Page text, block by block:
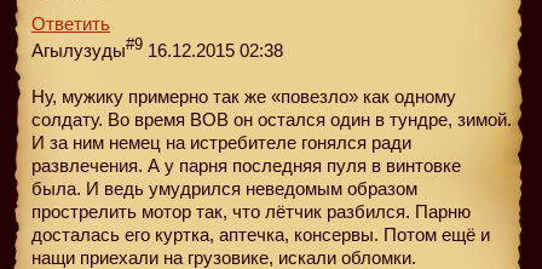
Ответить
Агылузуды#9 16.12.2015 02:38
Ну, мужику примерно так же «повезло» как одному
солдату. Во время ВОВ он остался один в тундре, зимой.
И за ним немец на истребителе гонялся ради
развлечения. А у парня последняя пуля в винтовке
была. И ведь умудрился неведомым образом
прострелить мотор так, что лётчик разбился. Парню
досталась его куртка, аптечка, консервы. Потом ещё и
нащи приехали на грузовике, искали обломки.